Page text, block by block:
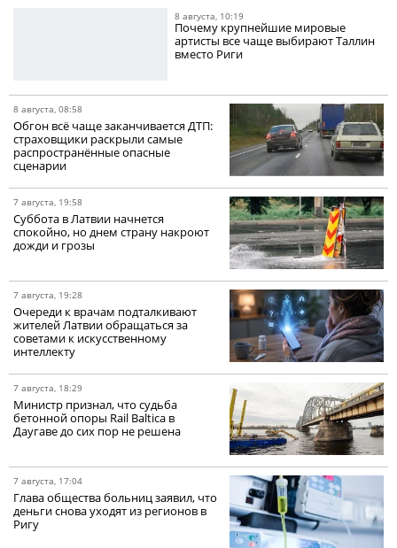
8 августа, 10:19
Почему крупнейшие мировые
артисты все чаще выбирают Таллин
вместо Риги
8 августа, 08:58
Обгон всё чаще заканчивается ДТП:
страховщики раскрыли самые
распространённые опасные
сценарии
7 августа, 19:58
Суббота в Латвии начнется
спокойно, но днем страну накроют
дожди и грозы
7 августа, 19:28
Очереди к врачам подталкивают
жителей Латвии обращаться за
советами к искусственному
интеллекту
7 августа, 18:29
Министр признал, что судьба
бетонной опоры Rail Baltica в
Даугаве до сих пор не решена
7 августа, 17:04
Глава общества больниц заявил, что
деньги снова уходят из регионов в
Ригу